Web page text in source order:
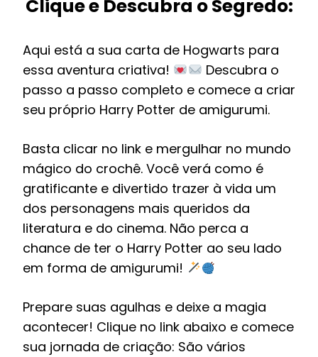
Clique e Descubra o Segredo:
Aqui está a sua carta de Hogwarts para
essa aventura criativa!
Descubra o
passo a passo completo e comece a criar
seu próprio Harry Potter de amigurumi.
Basta clicar no link e mergulhar no mundo
mágico do crochê. Você verá como é
gratificante e divertido trazer à vida um
dos personagens mais queridos da
literatura e do cinema. Não perca a
chance de ter o Harry Potter ao seu lado
em forma de amigurumi!
Prepare suas agulhas e deixe a magia
acontecer! Clique no link abaixo e comece
sua jornada de criação: São vários